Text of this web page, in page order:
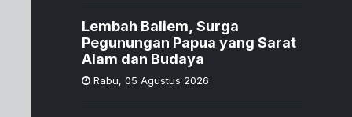
Lembah Baliem, Surga
Pegunungan Papua yang Sarat
Alam dan Budaya
Rabu, 05 Agustus 2026